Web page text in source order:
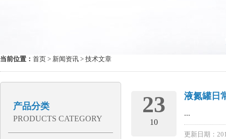
当前位置： 首页 > 新闻资讯 > 技术文章
产品分类
PRODUCTS CATEGORY
23
10
液氮罐日
...
更新日期：